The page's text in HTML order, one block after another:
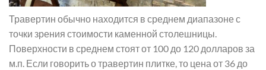
Травертин обычно находится в среднем диапазоне с
точки зрения стоимости каменной столешницы.
Поверхности в среднем стоят от 100 до 120 долларов за
м.п. Если говорить о травертин плитке, то цена от 36 до